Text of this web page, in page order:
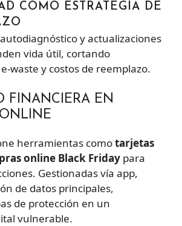
COMO ESTRATEGIA DE
y actualizaciones
vida útil, cortando
waste y costos de reemplazo.
FINANCIERA EN
herramientas comotarjetas
online Black Friday para
Gestionadas vía app,
de datos principales,
de protección en un
vulnerable.